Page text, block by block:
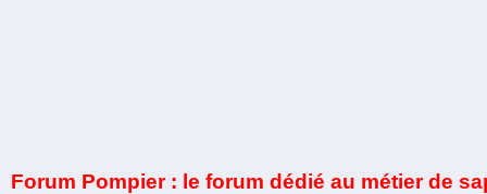
Forum Pompier : le forum dédié au métier de